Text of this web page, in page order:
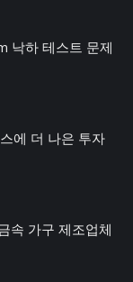
낙하 테스트 문제
에 더 나은 투자
속 가구 제조업체